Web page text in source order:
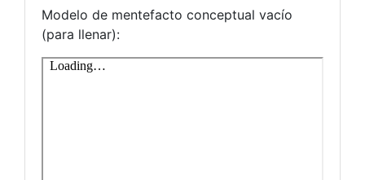
Modelo de mentefacto conceptual vacío
(para llenar):